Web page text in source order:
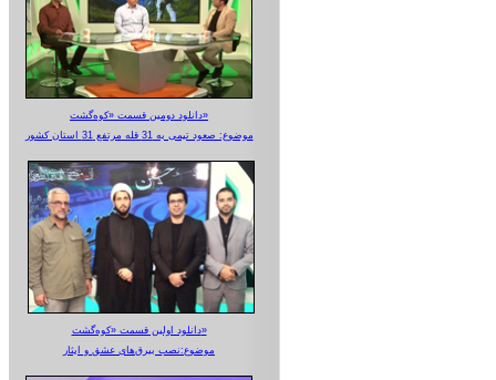
دانلود دومین قسمت «کوه‌گشت»
موضوع: صعود تیمی به 31 قله مرتفع 31 استان کشور
دانلود اولین قسمت «کوه‌گشت»
موضوع:نصب بیرق‌های عشق و ایثار